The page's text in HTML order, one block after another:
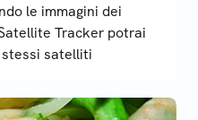
le immagini dei
Tracker potrai
satelliti